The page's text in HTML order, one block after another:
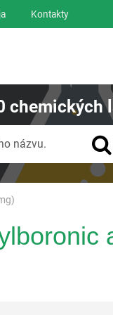
Kontakty
chemických
názvu.